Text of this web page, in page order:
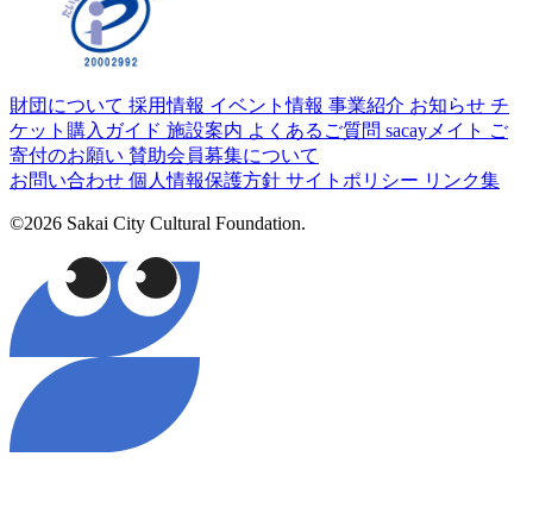
財団について 採用情報 イベント情報 事業紹介 お知らせ チ
ケット購入ガイド 施設案内 よくあるご質問 sacayメイト ご
寄付のお願い 賛助会員募集について
お問い合わせ 個人情報保護方針 サイトポリシー リンク集
©2026 Sakai City Cultural Foundation.